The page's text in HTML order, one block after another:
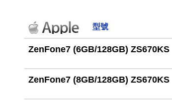
型號
ZenFone7 (6GB/128GB) ZS670KS
ZenFone7 (8GB/128GB) ZS670KS